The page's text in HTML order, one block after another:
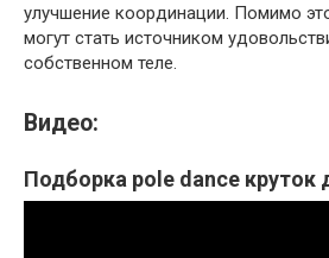
улучшение координации. Помимо
могут стать источником
собственном теле.
Видео:
Подборка pole dance